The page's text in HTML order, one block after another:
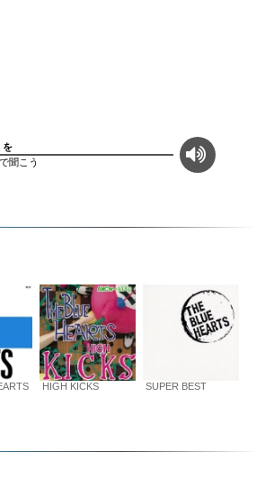
を
聞こう
HIGH KICKS SUPER BEST